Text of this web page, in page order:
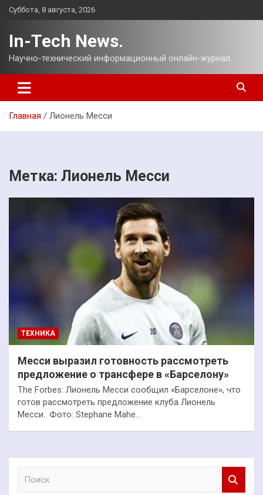
Перейти
Суббота, 8 августа, 2026
In-Tech News.
Научно-технический информационный онлайн-журнал.
Главная Лионель Месси
Метка: Лионель Месси
ТЕХНИКА
Месси выразил готовность рассмотреть
предложение о трансфере в «Барселону»
The Forbes: Лионель Месси сообщил «Барселоне», что
готов рассмотреть предложение клуба Лионель
Месси.. Фото: Stephane Mahe…